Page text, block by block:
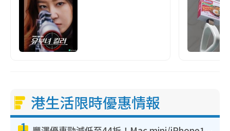
港生活限時優惠情報
1